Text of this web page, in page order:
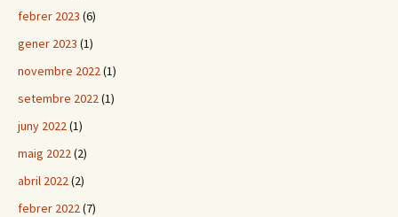
febrer 2023 (6)
gener 2023 (1)
novembre 2022(1)
setembre 2022(1)
juny 2022(1)
maig 2022(2)
abril 2022(2)
febrer 2022(7)